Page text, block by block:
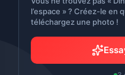
l’espace » ? Créez-le en
téléchargez une photo !